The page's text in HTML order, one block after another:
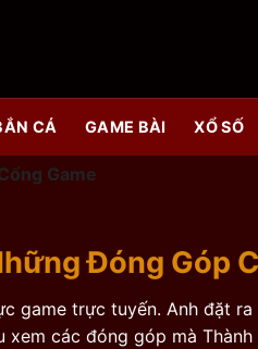
CÁ GAME BÀI XỔ SỐ
Game
Đóng Góp
game trực tuyến. Anh đặt
xem các đóng góp mà